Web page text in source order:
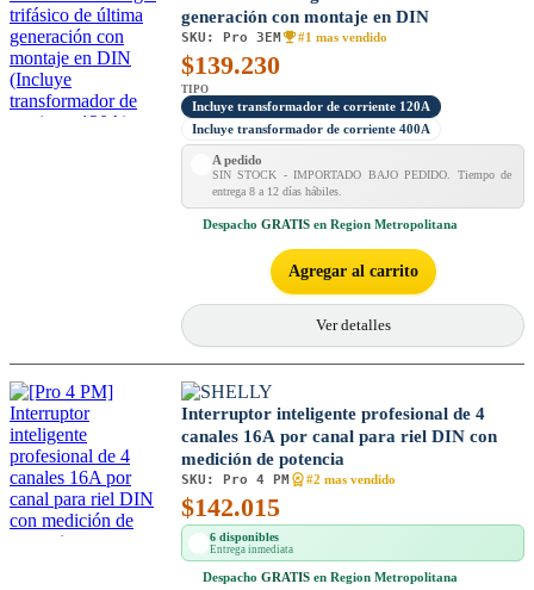
generación con montaje en DIN
SKU: Pro 3EM #1 mas vendido
$139.230
TIPO
Incluye transformador de corriente 120A
Incluye transformador de corriente 400A
A pedido
SIN STOCK - IMPORTADO BAJO PEDIDO. Tiempo de
entrega 8 a 12 días hábiles.
Despacho GRATIS en Region Metropolitana
Agregar al carrito
Ver detalles
Interruptor inteligente profesional de 4
canales 16A por canal para riel DIN con
medición de potencia
SKU: Pro 4 PM #2 mas vendido
$142.015
6 disponibles
Entrega inmediata
Despacho GRATIS en Region Metropolitana